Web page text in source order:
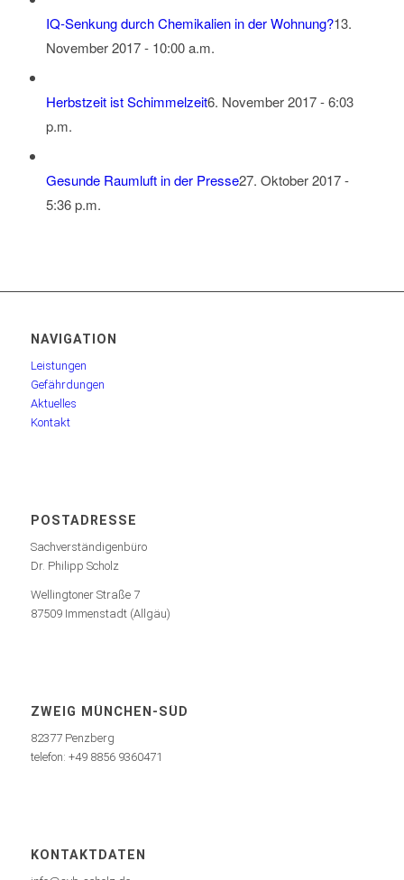
IQ-Senkung durch Chemikalien in der Wohnung?13.
November 2017 - 10:00 a.m.
Herbstzeit ist Schimmelzeit6. November 2017 - 6:03
p.m.
Gesunde Raumluft in der Presse27. Oktober 2017 -
5:36 p.m.
NAVIGATION
Leistungen
Gefährdungen
Aktuelles
Kontakt
POSTADRESSE
Sachverständigenbüro
Dr. Philipp Scholz
Wellingtoner Straße 7
87509 Immenstadt (Allgäu)
ZWEIG MÜNCHEN-SÜD
82377 Penzberg
telefon: +49 8856 9360471
KONTAKTDATEN